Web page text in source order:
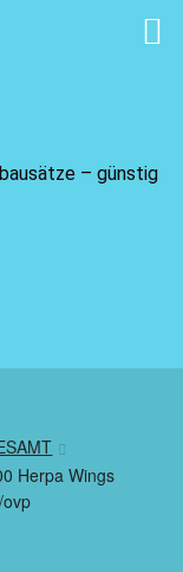
– günstig
Herpa Wings